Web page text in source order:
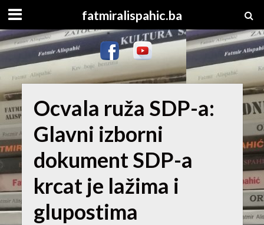
fatmiralispahic.ba
Ocvala ruža SDP-a:
Glavni izborni
dokument SDP-a
krcat je lažima i
glupostima